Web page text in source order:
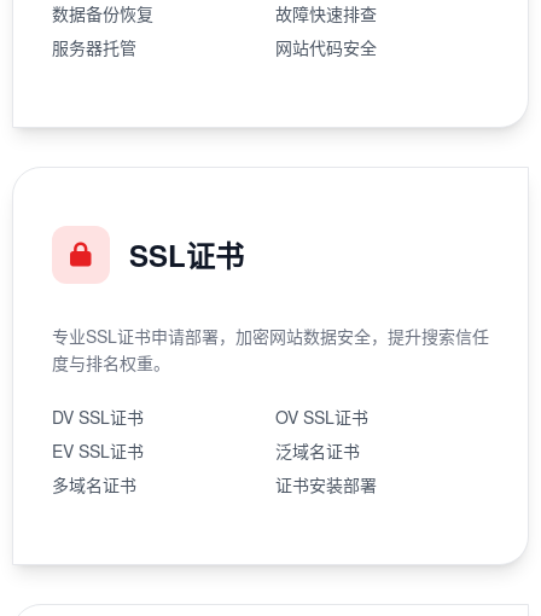
数据备份恢复
故障快速排查
服务器托管
网站代码安全
SSL证书
专业SSL证书申请部署，加密网站数据安全，提升搜索信任
度与排名权重。
DV SSL证书
OV SSL证书
EV SSL证书
泛域名证书
多域名证书
证书安装部署